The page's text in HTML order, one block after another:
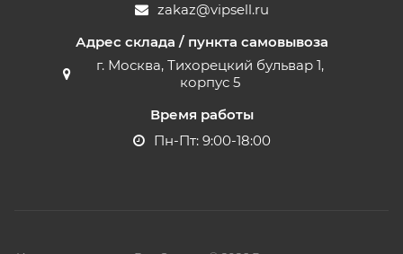
zakaz@vipsell.ru
Адрес склада / пункта самовывоза
г. Москва, Тихорецкий бульвар 1,
корпус 5
Время работы
Пн-Пт: 9:00-18:00